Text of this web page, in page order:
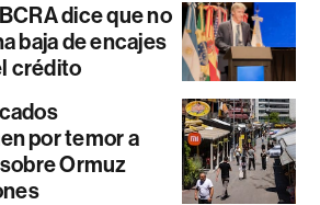
dice que no
baja de encajes
crédito
por temor a
Ormuz